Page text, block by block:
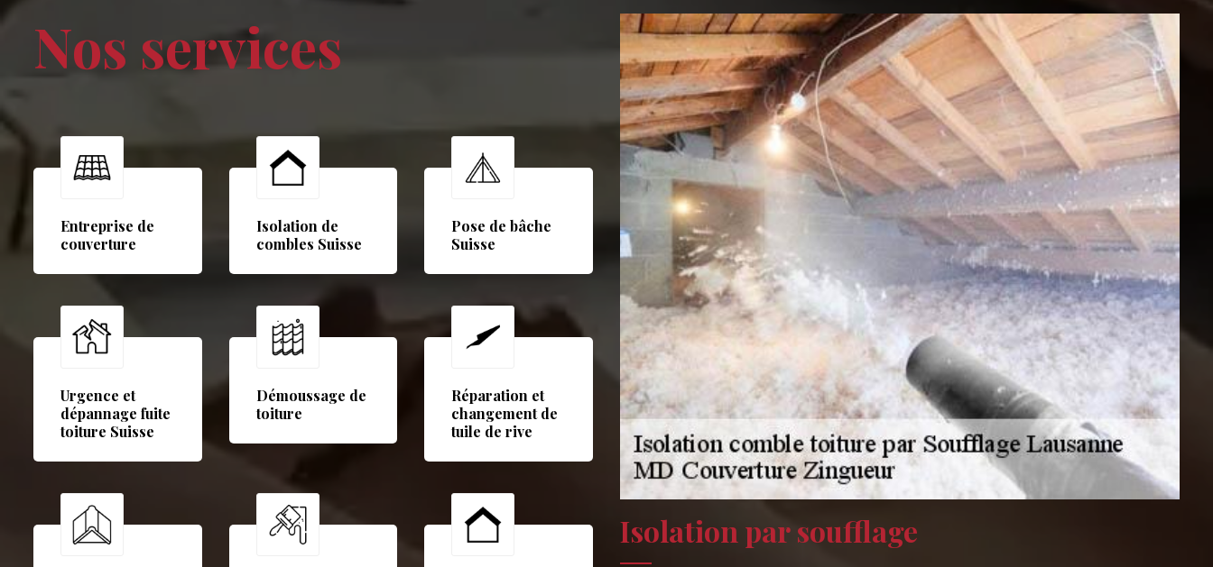
Nos services
Entreprise de
couverture
Isolation de
combles Suisse
Pose de bâche
Suisse
Urgence et
dépannage fuite
toiture Suisse
Démoussage de
toiture
Réparation et
changement de
tuile de rive
Isolation par soufflage